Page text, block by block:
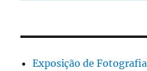
Exposição de Fotografia